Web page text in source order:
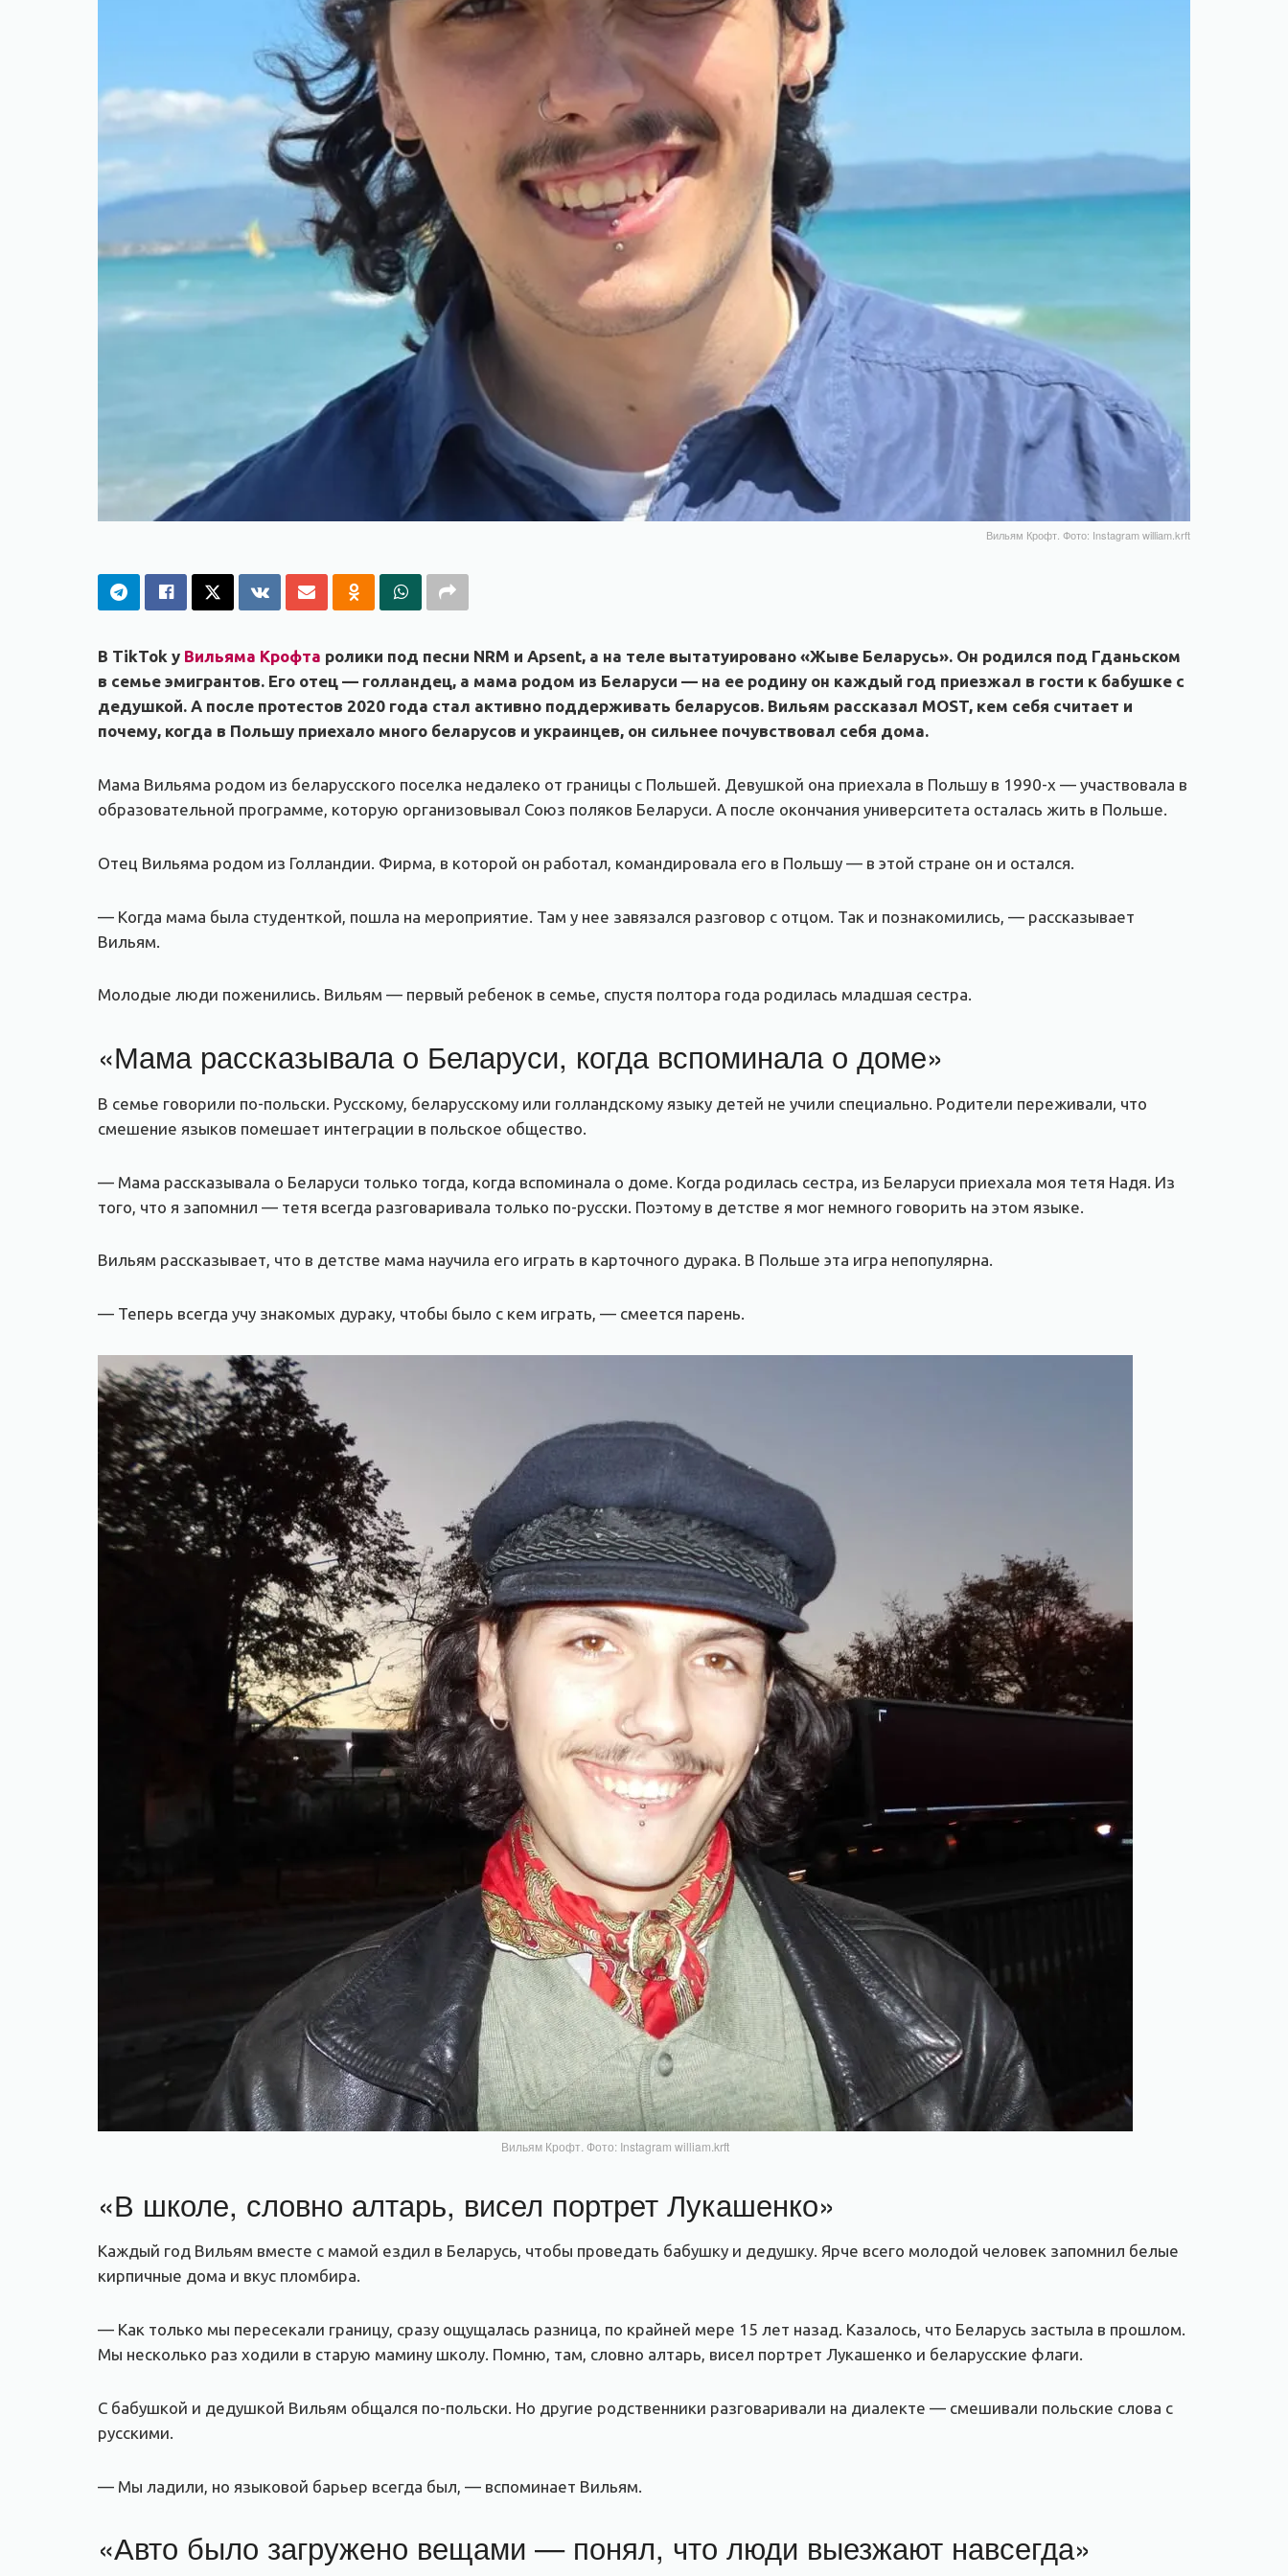
Вильям Крофт. Фото: Instagram william.krft
В TikTok у Вильяма Крофта ролики под песни NRM и Apsent, а на теле вытатуировано «Жыве Беларусь». Он родился под Гданьском
в семье эмигрантов. Его отец — голландец, а мама родом из Беларуси — на ее родину он каждый год приезжал в гости к бабушке с
дедушкой. А после протестов 2020 года стал активно поддерживать беларусов. Вильям рассказал MOST, кем себя считает и
почему, когда в Польшу приехало много беларусов и украинцев, он сильнее почувствовал себя дома.
Мама Вильяма родом из беларусского поселка недалеко от границы с Польшей. Девушкой она приехала в Польшу в 1990-х — участвовала в
образовательной программе, которую организовывал Союз поляков Беларуси. А после окончания университета осталась жить в Польше.
Отец Вильяма родом из Голландии. Фирма, в которой он работал, командировала его в Польшу — в этой стране он и остался.
— Когда мама была студенткой, пошла на мероприятие. Там у нее завязался разговор с отцом. Так и познакомились, — рассказывает
Вильям.
Молодые люди поженились. Вильям — первый ребенок в семье, спустя полтора года родилась младшая сестра.
«Мама рассказывала о Беларуси, когда вспоминала о доме»
В семье говорили по-польски. Русскому, беларусскому или голландскому языку детей не учили специально. Родители переживали, что
смешение языков помешает интеграции в польское общество.
— Мама рассказывала о Беларуси только тогда, когда вспоминала о доме. Когда родилась сестра, из Беларуси приехала моя тетя Надя. Из
того, что я запомнил — тетя всегда разговаривала только по-русски. Поэтому в детстве я мог немного говорить на этом языке.
Вильям рассказывает, что в детстве мама научила его играть в карточного дурака. В Польше эта игра непопулярна.
— Теперь всегда учу знакомых дураку, чтобы было с кем играть, — смеется парень.
Вильям Крофт. Фото: Instagram william.krft
«В школе, словно алтарь, висел портрет Лукашенко»
Каждый год Вильям вместе с мамой ездил в Беларусь, чтобы проведать бабушку и дедушку. Ярче всего молодой человек запомнил белые
кирпичные дома и вкус пломбира.
— Как только мы пересекали границу, сразу ощущалась разница, по крайней мере 15 лет назад. Казалось, что Беларусь застыла в прошлом.
Мы несколько раз ходили в старую мамину школу. Помню, там, словно алтарь, висел портрет Лукашенко и беларусские флаги.
С бабушкой и дедушкой Вильям общался по-польски. Но другие родственники разговаривали на диалекте — смешивали польские слова с
русскими.
— Мы ладили, но языковой барьер всегда был, — вспоминает Вильям.
«Авто было загружено вещами — понял, что люди выезжают навсегда»